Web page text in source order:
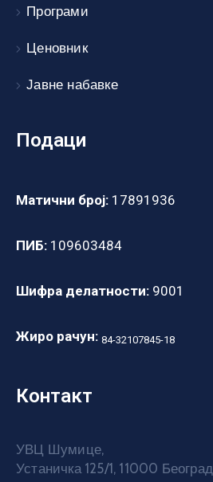
Програми
Ценовник
Јавне набавке
Подаци
Матични број: 17891936
ПИБ: 109603484
Шифра делатности: 9001
Жиро рачун: 84-32107845-18
Контакт
УВЦ Шумице,
Устаничка 125/1, 11000 Београд